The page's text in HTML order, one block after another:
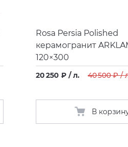
Rosa Persia Polished
керамогранит
120×300
20 250 ₽ / л. 40 500 ₽ /
В